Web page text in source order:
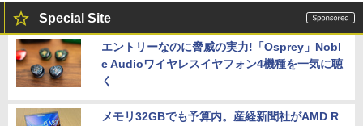
Special Site
エントリーなのに脅威の実力!「Osprey」Nobl
e Audioワイヤレスイヤフォン4機種を一気に聴
く
メモリ32GBでも予算内。産経新聞社がAMD R